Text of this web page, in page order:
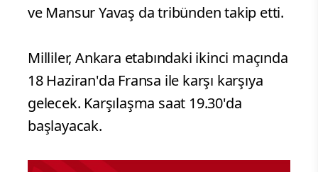
ve Mansur Yavaş da tribünden takip etti.
Milliler, Ankara etabındaki ikinci maçında
18 Haziran'da Fransa ile karşı karşıya
gelecek. Karşılaşma saat 19.30'da
başlayacak.